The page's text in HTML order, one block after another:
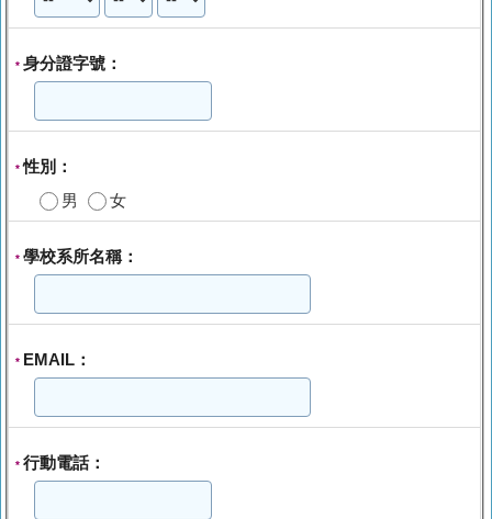
* 身分證字號：
*性別：
男
女
* 學校系所名稱：
* EMAIL：
* 行動電話：